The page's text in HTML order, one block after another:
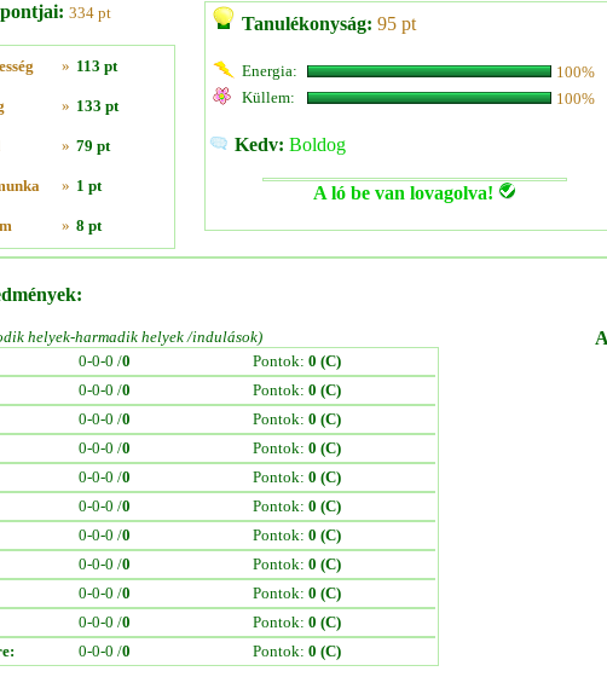
334 pt
» 113 pt
» 133 pt
» 79 pt
» 1 pt
» 8 pt
Tanulékonyság: 95 pt
Energia:
100%
Küllem:
100%
Kedv: Boldog
A ló be van lovagolva!
helyek-harmadik helyek /indulások)
0-0-0 /0 Pontok: 0 (C)
0-0-0 /0 Pontok: 0 (C)
0-0-0 /0 Pontok: 0 (C)
0-0-0 /0 Pontok: 0 (C)
0-0-0 /0 Pontok: 0 (C)
0-0-0 /0 Pontok: 0 (C)
0-0-0 /0 Pontok: 0 (C)
0-0-0 /0 Pontok: 0 (C)
0-0-0 /0 Pontok: 0 (C)
0-0-0 /0 Pontok: 0 (C)
0-0-0 /0 Pontok: 0 (C)